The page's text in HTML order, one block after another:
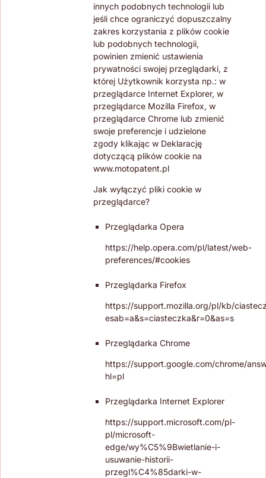
innych podobnych technologii lub
jeśli chce ograniczyć dopuszczalny
zakres korzystania z plików cookie
lub podobnych technologii,
powinien zmienić ustawienia
prywatności swojej przeglądarki, z
której Użytkownik korzysta np.: w
przeglądarce Internet Explorer, w
przeglądarce Mozilla Firefox, w
przeglądarce Chrome lub zmienić
swoje preferencje i udzielone
zgody klikając w Deklarację
dotyczącą plików cookie na
www.motopatent.pl
Jak wyłączyć pliki cookie w
przeglądarce?
Przeglądarka Opera
https://help.opera.com/pl/latest/web-
preferences/#cookies
Przeglądarka Firefox
https://support.mozilla.org/pl/kb/
esab=a&s=ciasteczka&r=0&as=s
Przeglądarka Chrome
https://support.google.com/chrome/
hl=pl
Przeglądarka Internet Explorer
https://support.microsoft.com/pl-
pl/microsoft-
edge/wy%C5%9Bwietlanie-i-
usuwanie-historii-
przegl%C4%85darki-w-